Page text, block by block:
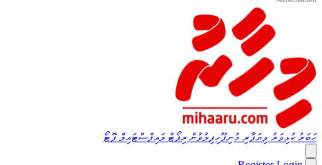
ހަބަރުކުޅިވަރު ވިޔަފާރި މުނިފޫހިފިލުވުންރިޕޯޓް ލައިފްސްޓައިލް ފޮޓޯ